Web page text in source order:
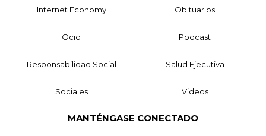
Internet Economy Obituarios
Ocio Podcast
Responsabilidad Social Salud Ejecutiva
Sociales Videos
MANTÉNGASE CONECTADO